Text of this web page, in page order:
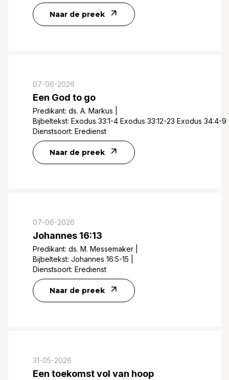
Naar de preek
07-06-2026
Een God to go
Predikant: ds. A. Markus
Bijbeltekst: Exodus 33:1-4 Exodus 33:12-23 Exodus 34:4-9
Dienstsoort: Eredienst
Naar de preek
07-06-2026
Johannes 16:13
Predikant: ds. M. Messemaker
Bijbeltekst: Johannes 16:5-15
Dienstsoort: Eredienst
Naar de preek
31-05-2026
Een toekomst vol van hoop